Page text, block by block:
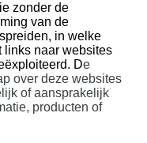
zonder de
van de
in welke
links naar websites
De
over deze websites
of aansprakelijk
producten of